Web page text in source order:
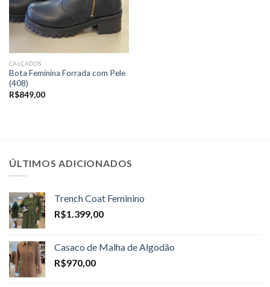
CALÇADOS
Bota Feminina Forrada com Pele
(408)
R$849,00
ÚLTIMOS ADICIONADOS
Trench Coat Feminino
R$1.399,00
Casaco de Malha de Algodão
R$970,00